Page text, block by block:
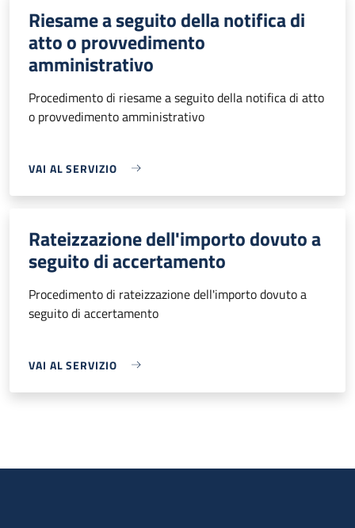
Riesame a seguito della notifica di
atto o provvedimento
amministrativo
Procedimento di riesame a seguito della notifica di atto
o provvedimento amministrativo
VAI AL SERVIZIO
Rateizzazione dell'importo dovuto a
seguito di accertamento
Procedimento di rateizzazione dell'importo dovuto a
seguito di accertamento
VAI AL SERVIZIO